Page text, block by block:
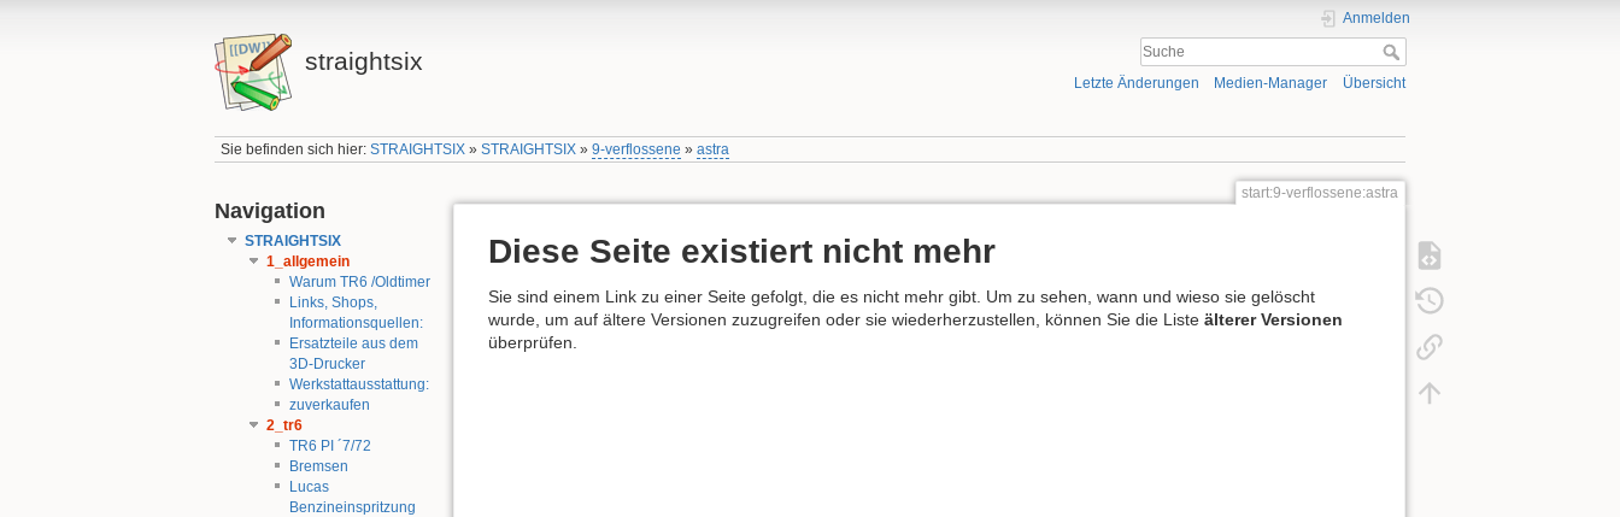
straightsix
Anmelden
Letzte Änderungen Medien-Manager Übersicht
Sie befinden sich hier: STRAIGHTSIX» STRAIGHTSIX» 9-verflossene » astra
Navigation
STRAIGHTSIX
1_allgemein
Warum TR6 /Oldtimer
Links, Shops,
Informationsquellen:
Ersatzteile aus dem
3D-Drucker
Werkstattausstattung:
zuverkaufen
2_tr6
TR6 PI ´7/72
Bremsen
Lucas
Benzineinspritzung
start:9-verflossene:astra
Diese Seite existiert nicht mehr
Sie sind einem Link zu einer Seite gefolgt, die es nicht mehr gibt. Um zu sehen, wann und wieso sie gelöscht
wurde, um auf ältere Versionen zuzugreifen oder sie wiederherzustellen, können Sie die Liste älterer Versionen
überprüfen.